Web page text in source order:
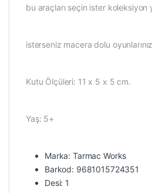
bu araçları seçin ister koleksiyon
isterseniz macera dolu
Kutu Ölçüleri: 11 x 5 x 5 cm.
Yaş: 5+
Marka: Tarmac Works
Barkod: 9681015724351
Desi: 1